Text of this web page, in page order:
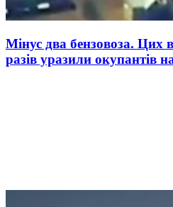
Мінус два бензовоза. Цих
разів уразили окупантів